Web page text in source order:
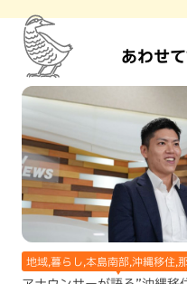
あわせ
地域,暮らし,本島南部,沖縄移住,